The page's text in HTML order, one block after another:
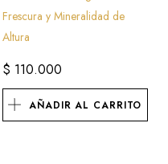
Frescura y Mineralidad de
Altura
$ 110.000
AÑADIR AL CARRITO